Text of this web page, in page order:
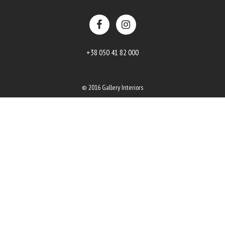
+38 050 41 82 000
© 2016 Gallery Interiors